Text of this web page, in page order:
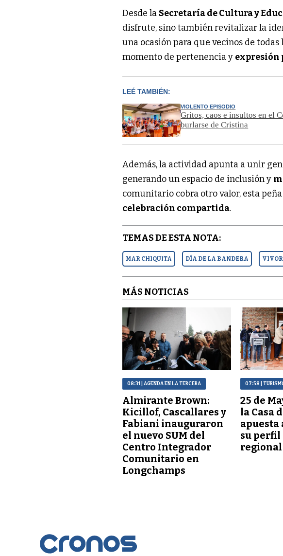
Desde la Secretaría de Cultura y
disfrute, sino también revitalizar la
una ocasión para que vecinos de
momento de pertenencia y expresión
LEÉ TAMBIÉN:
VIOLENTO EPISODIO
Gritos, caos e insultos en el
burlarse de Cristina
Además, la actividad apunta a unir
generando un espacio de inclusión y
comunitario cobra otro valor, esta
celebración compartida.
TEMAS DE ESTA NOTA:
MAR CHIQUITA DÍA DE LA BANDERA
MÁS NOTICIAS
08:31| AGENDA EN LA TERCERA
Almirante Brown:
Kicillof, Cascallares y
Fabiani inauguraron
el nuevo SUM del
Centro Integrador
Comunitario en
Longchamps
07:58 |
25 de
la Casa
apuesta
su perfil
regional